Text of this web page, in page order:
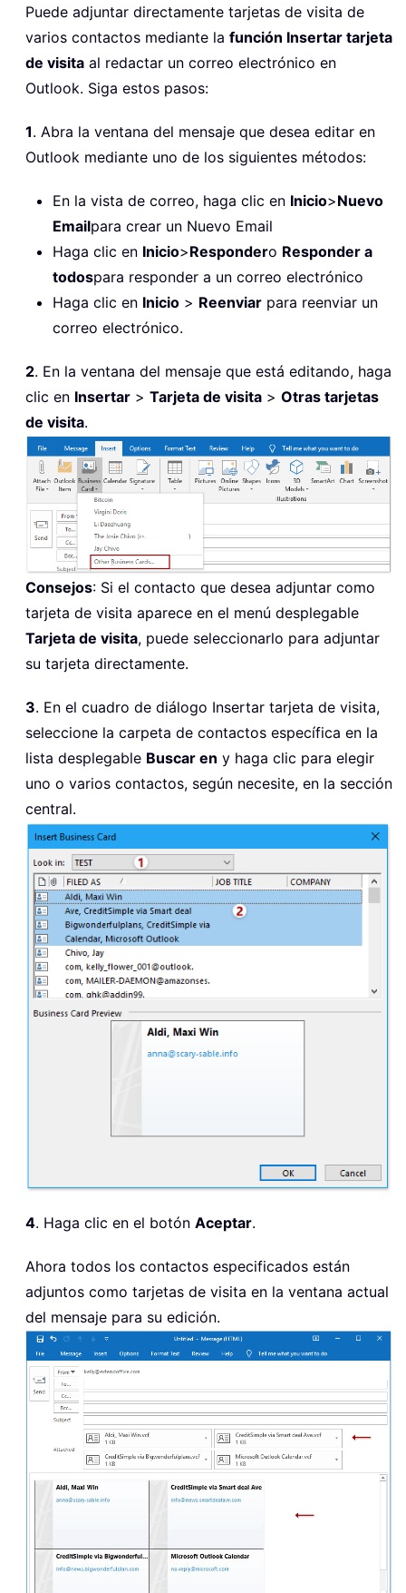
Puede adjuntar directamente tarjetas de visita de
varios contactos mediante la función Insertar tarjeta
de visita al redactar un correo electrónico en
Outlook. Siga estos pasos:
1. Abra la ventana del mensaje que desea editar en
Outlook mediante uno de los siguientes métodos:
En la vista de correo, haga clic en Inicio>Nuevo
Emailpara crear un Nuevo Email
Haga clic en Inicio>Respondero Responder a
todospara responder a un correo electrónico
Haga clic en Inicio > Reenviar para reenviar un
correo electrónico.
2. En la ventana del mensaje que está editando, haga
clic en Insertar > Tarjeta de visita > Otras tarjetas
de visita.
Consejos: Si el contacto que desea adjuntar como
tarjeta de visita aparece en el menú desplegable
Tarjeta de visita, puede seleccionarlo para adjuntar
su tarjeta directamente.
3. En el cuadro de diálogo Insertar tarjeta de visita,
seleccione la carpeta de contactos específica en la
lista desplegable Buscar en y haga clic para elegir
uno o varios contactos, según necesite, en la sección
central.
4. Haga clic en el botón Aceptar.
Ahora todos los contactos especificados están
adjuntos como tarjetas de visita en la ventana actual
del mensaje para su edición.